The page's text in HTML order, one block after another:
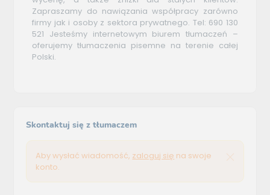
Zapraszamy do nawiązania współpracy zarówno
firmy jak i osoby z sektora prywatnego. Tel: 690 130
521 Jesteśmy internetowym biurem tłumaczeń –
oferujemy tłumaczenia pisemne na terenie całej
Polski.
Skontaktuj się z tłumaczem
Aby wysłać wiadomość, zaloguj się na swoje
konto.